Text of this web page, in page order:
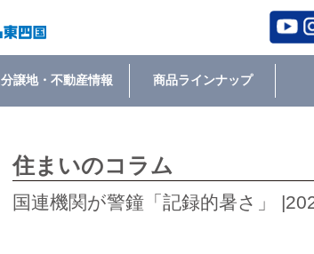
分譲地・不動産情報 商品ラインナップ
住まいのコラム
国連機関が警鐘「記録的暑さ」